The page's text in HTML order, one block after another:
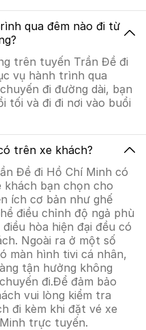
qua đêm nào đi từ
trên tuyến Trần Đề đi
vụ hành trình qua
đi đường dài, bạn
tối và đi đi nơi vào buổi
trên xe khách?
Đề đi Hồ Chí Minh có
bạn chọn cho
ích cơ bản như ghế
điều chỉnh độ ngả phù
hòa hiện đại đều có
Ngoài ra ở một số
màn hình tivi cá nhân,
tận hưởng không
đi.Để đảm bảo
vui lòng kiểm tra
đi kèm khi đặt vé xe
trực tuyến.